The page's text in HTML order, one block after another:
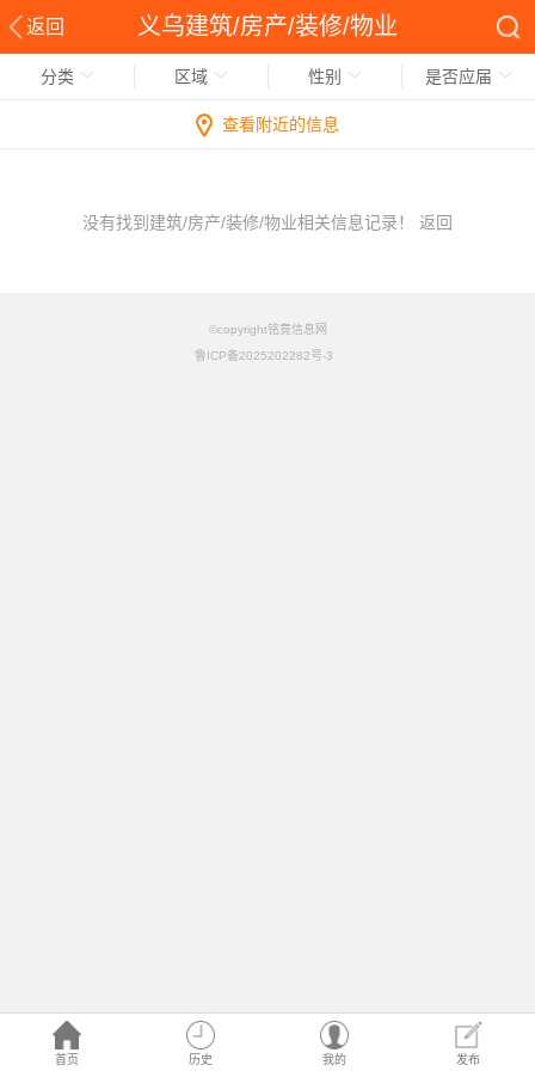
返回 义乌建筑/房产/装修/物业
首页 历史 我的 发布
分类 区域 性别 是否应届
查看附近的信息
没有找到建筑/房产/装修/物业相关信息记录！ 返回
©copyright铭竟信息网
鲁ICP备2025202282号-3